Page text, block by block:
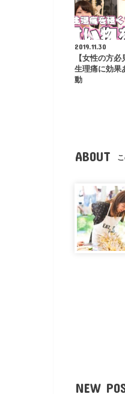
2019.11.30
【女性の方
生理痛に効果
動
ABOUT
NEW